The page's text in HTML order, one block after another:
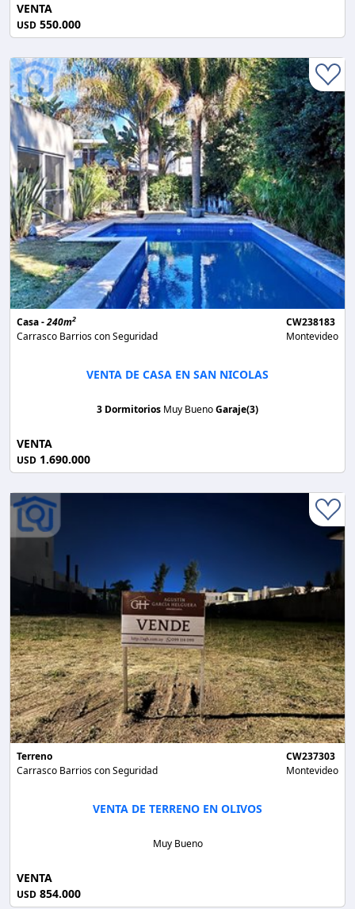
VENTA
USD 550.000
Casa -240m2
Carrasco Barrios con Seguridad
CW238183
Montevideo
VENTA DE CASA EN SAN NICOLAS
3 Dormitorios Muy BuenoGaraje(3)
VENTA
USD 1.690.000
Terreno
Carrasco Barrios con Seguridad
CW237303
Montevideo
VENTA DE TERRENO EN OLIVOS
Muy Bueno
VENTA
USD 854.000